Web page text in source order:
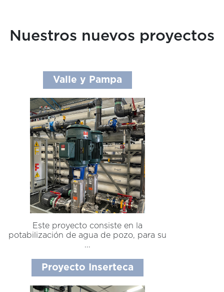
Nuestros nuevos proyectos
Valle y Pampa
Este proyecto consiste en la
potabilización de agua de pozo, para su
...
Proyecto Inserteca